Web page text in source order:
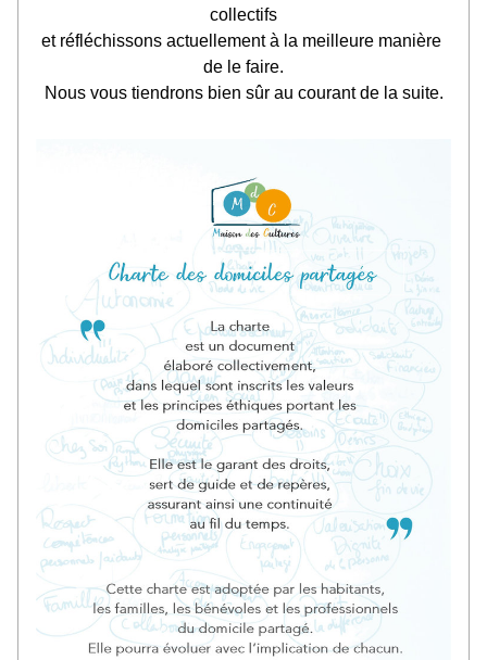
collectifs
et réfléchissons actuellement à la meilleure manière
de le faire.
Nous vous tiendrons bien sûr au courant de la suite.